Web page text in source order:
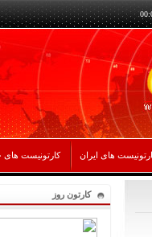
های ایران کارتونیست های
کارتون روز